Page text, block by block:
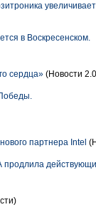
в Воскресенском.
сердца» (Новости
партнера Intel